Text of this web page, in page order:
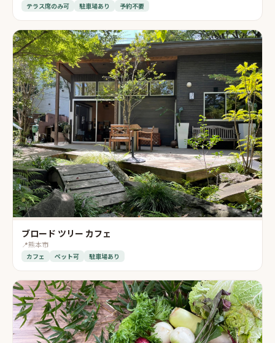
テラス席のみ可 駐車場あり 予約不要
ブロード ツリー カフェ
📍熊本市
カフェ ペット可 駐車場あり